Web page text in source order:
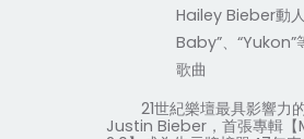
Hailey Bieber動
Baby”、 “Yukon”
歌曲
21世紀樂壇最具影響力
Justin Bieber，首張專輯【